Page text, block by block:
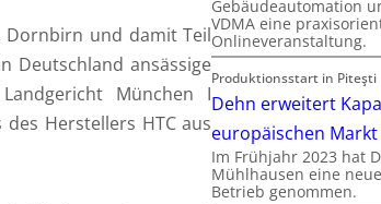
Dornbirn und damit Teil
Deutschland ansässige
München I
Herstellers HTC aus
Gebäudeautomation
VDMA eine
Onlineveranstaltung.
Produktionsstart in Piteşti
Dehn erweitert
europäischen Markt
Im Frühjahr 2023 hat
Mühlhausen eine
Betrieb genommen.